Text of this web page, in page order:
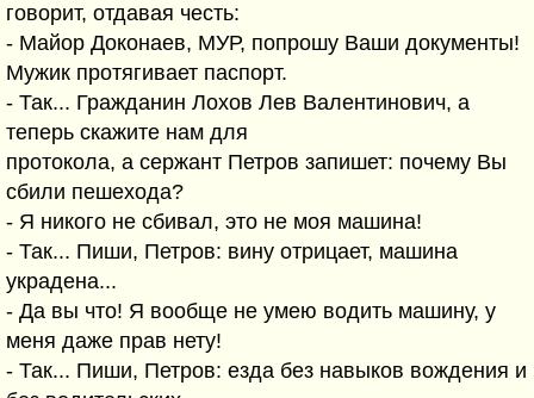
говорит, отдавая честь:
- Майор Доконаев, МУР, попрошу Ваши документы!
Мужик протягивает паспорт.
- Так... Гражданин Лохов Лев Валентинович, а
теперь скажите нам для
протокола, а сержант Петров запишет: почему Вы
сбили пешехода?
- Я никого не сбивал, это не моя машина!
- Так... Пиши, Петров: вину отрицает, машина
украдена...
- Да вы что! Я вообще не умею водить машину, у
меня даже прав нету!
- Так... Пиши, Петров: езда без навыков вождения и